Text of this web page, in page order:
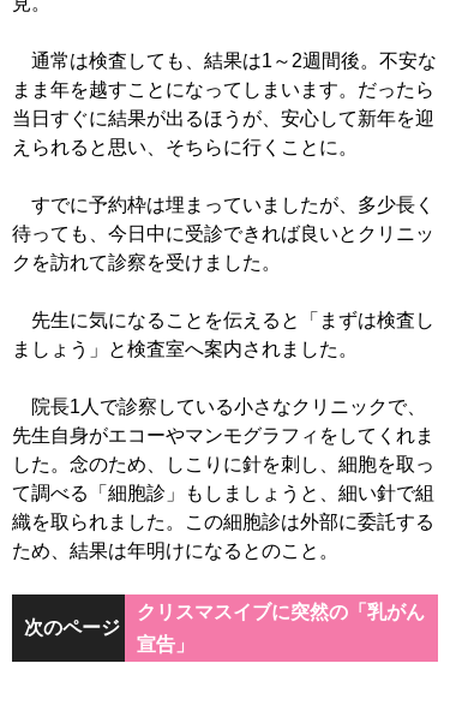
通常は検査しても、結果は1～2週間後。不安な
まま年を越すことになってしまいます。だったら
当日すぐに結果が出るほうが、安心して新年を迎
えられると思い、そちらに行くことに。
すでに予約枠は埋まっていましたが、多少長く
待っても、今日中に受診できれば良いとクリニッ
クを訪れて診察を受けました。
先生に気になることを伝えると「まずは検査し
ましょう」と検査室へ案内されました。
院長1人で診察している小さなクリニックで、
先生自身がエコーやマンモグラフィをしてくれま
した。念のため、しこりに針を刺し、細胞を取っ
て調べる「細胞診」もしましょうと、細い針で組
織を取られました。この細胞診は外部に委託する
ため、結果は年明けになるとのこと。
次のページ
クリスマスイブに突然の「乳がん
宣告」